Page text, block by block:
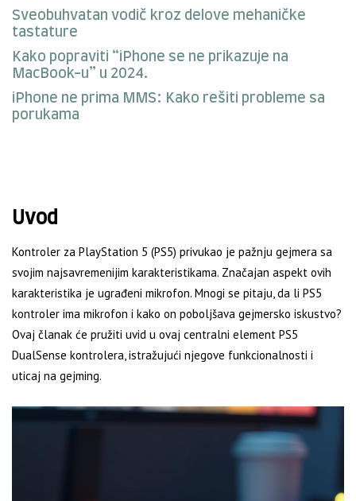
Sveobuhvatan vodič kroz delove mehaničke
tastature
Kako popraviti “iPhone se ne prikazuje na
MacBook-u” u 2024.
iPhone ne prima MMS: Kako rešiti probleme sa
porukama
Uvod
Kontroler za PlayStation 5 (PS5) privukao je pažnju gejmera sa
svojim najsavremenijim karakteristikama. Značajan aspekt ovih
karakteristika je ugrađeni mikrofon. Mnogi se pitaju, da li PS5
kontroler ima mikrofon i kako on poboljšava gejmersko iskustvo?
Ovaj članak će pružiti uvid u ovaj centralni element PS5
DualSense kontrolera, istražujući njegove funkcionalnosti i
uticaj na gejming.